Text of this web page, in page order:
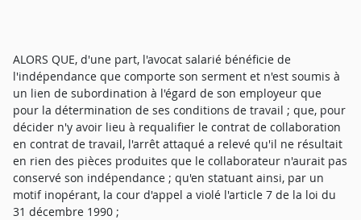
ALORS QUE, d'une part, l'avocat salarié bénéficie de
l'indépendance que comporte son serment et n'est soumis à
un lien de subordination à l'égard de son employeur que
pour la détermination de ses conditions de travail ; que, pour
décider n'y avoir lieu à requalifier le contrat de collaboration
en contrat de travail, l'arrêt attaqué a relevé qu'il ne résultait
en rien des pièces produites que le collaborateur n'aurait pas
conservé son indépendance ; qu'en statuant ainsi, par un
motif inopérant, la cour d'appel a violé l'article 7 de la loi du
31 décembre 1990 ;